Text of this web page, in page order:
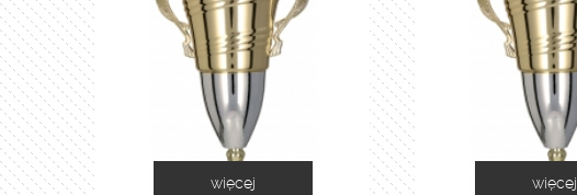
więcej więcej